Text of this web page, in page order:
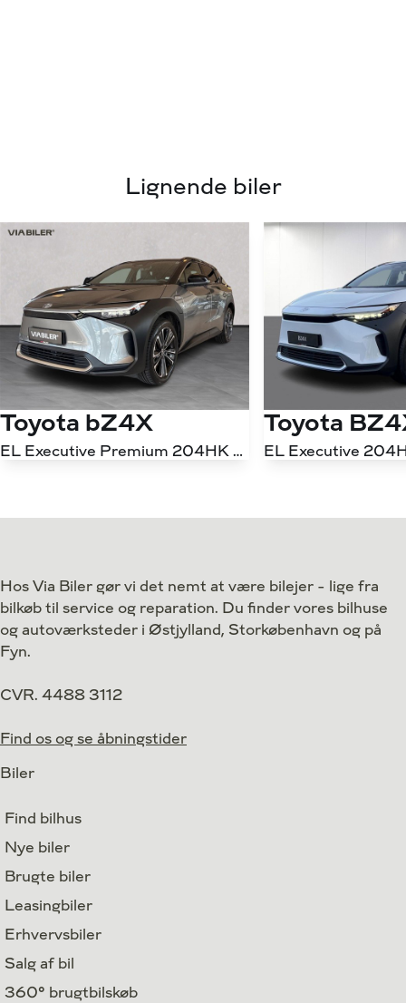
Lignende biler
Toyota bZ4X
EL Executive Premium 204HK 5d Aut.
Kontant
264.800
Toyota
EL Executive
Kontant
Finansiering
Hos Via Biler gør vi det nemt at være bilejer - lige fra
bilkøb til service og reparation. Du finder vores bilhuse
og autoværksteder i Østjylland, Storkøbenhavn og på
Fyn.
CVR. 4488 3112
Find os og se åbningstider
Biler
Find bilhus
Nye biler
Brugte biler
Leasingbiler
Erhvervsbiler
Salg af bil
360° brugtbilskøb